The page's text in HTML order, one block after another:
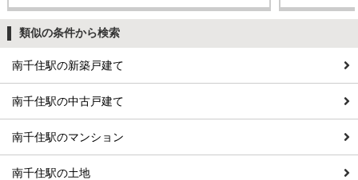
類似の条件から検索
南千住駅の新築戸建て
南千住駅の中古戸建て
南千住駅のマンション
南千住駅の土地